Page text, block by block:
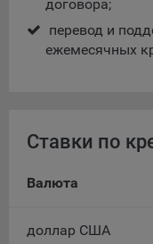
системах. Вместе с
браузер, чтобы он
определяющие имя
дополнительных
повторных
договора;
перевод и
ежемесячных
Ставки по
Валюта
доллар США